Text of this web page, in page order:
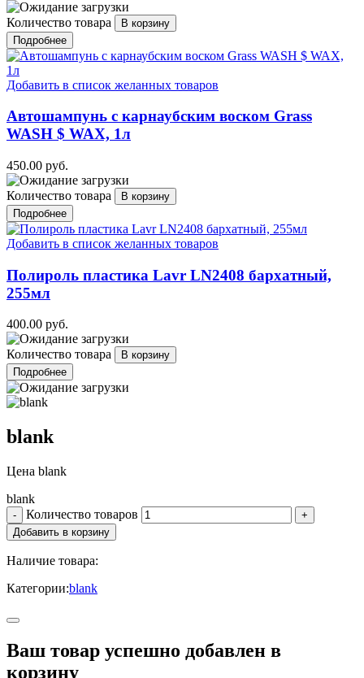
Количество товара
Подробнее
Добавить в список желанных товаров
Автошампунь с карнаубским воском Grass
WASH $ WAX, 1л
450.00 руб.
Количество товара
Подробнее
Добавить в список желанных товаров
Полироль пластика Lavr LN2408 бархатный,
255мл
400.00 руб.
Количество товара
Подробнее
blank
Цена blank
blank
Количество товаров
Наличие товара:
Категории:blank
Ваш товар успешно добавлен в
корзину